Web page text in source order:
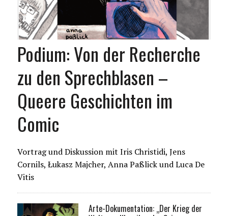
Podium: Von der Recherche
zu den Sprechblasen –
Queere Geschichten im
Comic
Vortrag und Diskussion mit Iris Christidi, Jens
Cornils, Łukasz Majcher, Anna Paßlick und Luca De
Vitis
Arte-Dokumentation: „Der Krieg der